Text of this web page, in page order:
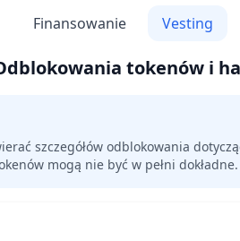
Finansowanie Vesting
tokenów i
szczegółów odblokowania
mogą nie być w pełni dokładne.